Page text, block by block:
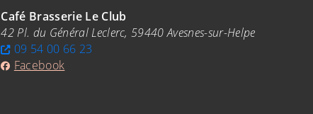
Café Brasserie Le Club
42 Pl. du Général Leclerc, 59440 Avesnes-sur-Helpe
09 54 00 66 23
Facebook